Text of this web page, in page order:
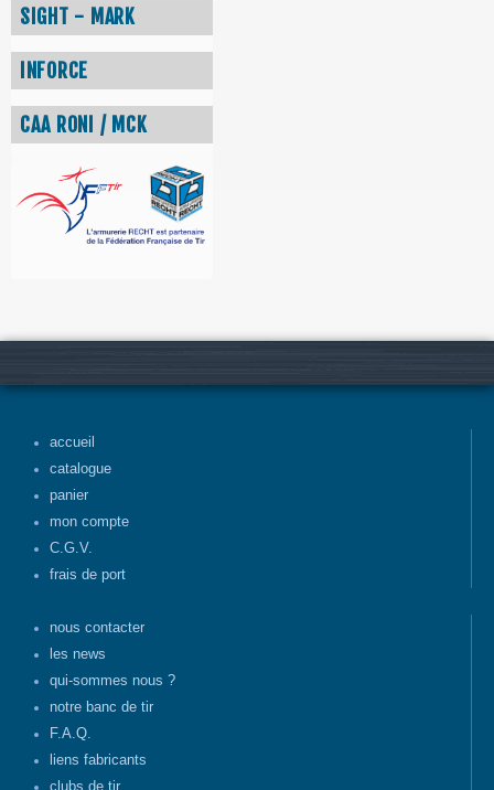
SIGHT - MARK
INFORCE
CAA RONI / MCK
accueil
catalogue
panier
mon compte
C.G.V.
frais de port
nous contacter
les news
qui-sommes nous ?
notre banc de tir
F.A.Q.
liens fabricants
clubs de tir